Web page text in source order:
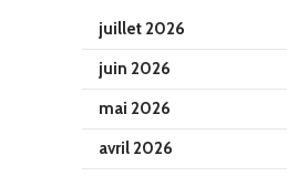
juillet 2026
juin 2026
mai 2026
avril 2026